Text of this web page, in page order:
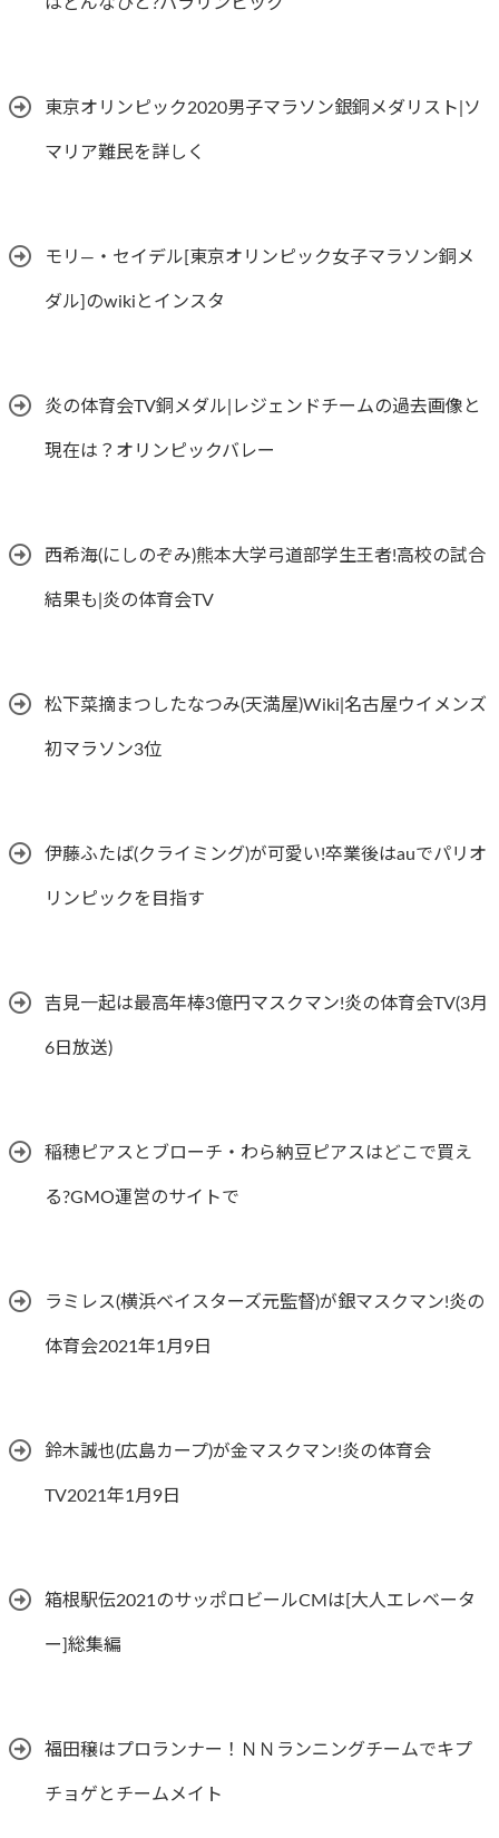
東京オリンピック2020男子マラソン銀銅メダリスト|ソ
マリア難民を詳しく
モリ―・セイデル[東京オリンピック女子マラソン銅メ
ダル]のwikiとインスタ
炎の体育会TV銅メダル|レジェンドチームの過去画像と
現在は？オリンピックバレー
西希海(にしのぞみ)熊本大学弓道部学生王者!高校の試合
結果も|炎の体育会TV
松下菜摘まつしたなつみ(天満屋)Wiki|名古屋ウイメンズ
初マラソン3位
伊藤ふたば(クライミング)が可愛い!卒業後はauでパリオ
リンピックを目指す
吉見一起は最高年棒3億円マスクマン!炎の体育会TV(3月
6日放送)
稲穂ピアスとブローチ・わら納豆ピアスはどこで買え
る?GMO運営のサイトで
ラミレス(横浜ベイスターズ元監督)が銀マスクマン!炎の
体育会2021年1月9日
鈴木誠也(広島カープ)が金マスクマン!炎の体育会
TV2021年1月9日
箱根駅伝2021のサッポロビールCMは[大人エレベータ
ー]総集編
福田穣はプロランナー！ＮＮランニングチームでキプ
チョゲとチームメイト